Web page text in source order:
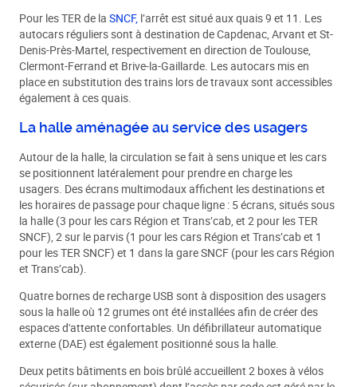
Pour les TER de laSNCF, l’arrêt est situé aux quais 9 et 11. Les
autocars réguliers sont à destination de Capdenac, Arvant et St-
Denis-Près-Martel, respectivement en direction de Toulouse,
Clermont-Ferrand et Brive-la-Gaillarde. Les autocars mis en
place en substitution des trains lors de travaux sont accessibles
également à ces quais.
La halle aménagée au service des usagers
Autour de la halle, la circulation se fait à sens unique et les cars
se positionnent latéralement pour prendre en charge les
usagers. Des écrans multimodaux affichent les destinations et
les horaires de passage pour chaque ligne : 5 écrans, situés sous
la halle (3 pour les cars Région et Trans’cab, et 2 pour les TER
SNCF), 2 sur le parvis (1 pour les cars Région et Trans’cab et 1
pour les TER SNCF) et 1 dans la gare SNCF (pour les cars Région
et Trans’cab).
Quatre bornes de recharge USB sont à disposition des usagers
sous la halle où 12 grumes ont été installées afin de créer des
espaces d'attente confortables. Un défibrillateur automatique
externe (DAE) est également positionné sous la halle.
Deux petits bâtiments en bois brûlé accueillent 2 boxes à vélos